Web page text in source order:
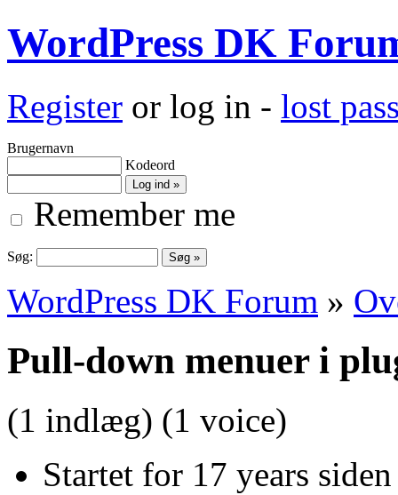
WordPress DK
Register or log in - lost
Brugernavn
Kodeord
Remember me
Søg:
WordPress DK Forum »
Pull-down menuer i
(1 indlæg) (1 voice)
Startet for 17 years